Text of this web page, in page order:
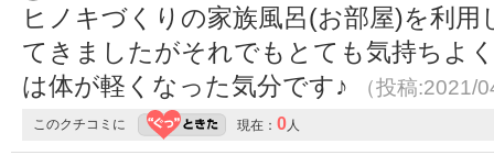
ヒノキづくりの家族風呂(お部屋)を利
てきましたがそれでもとても気持ちよ
は体が軽くなった気分です♪
（投稿
このクチコミに 現在： 0人